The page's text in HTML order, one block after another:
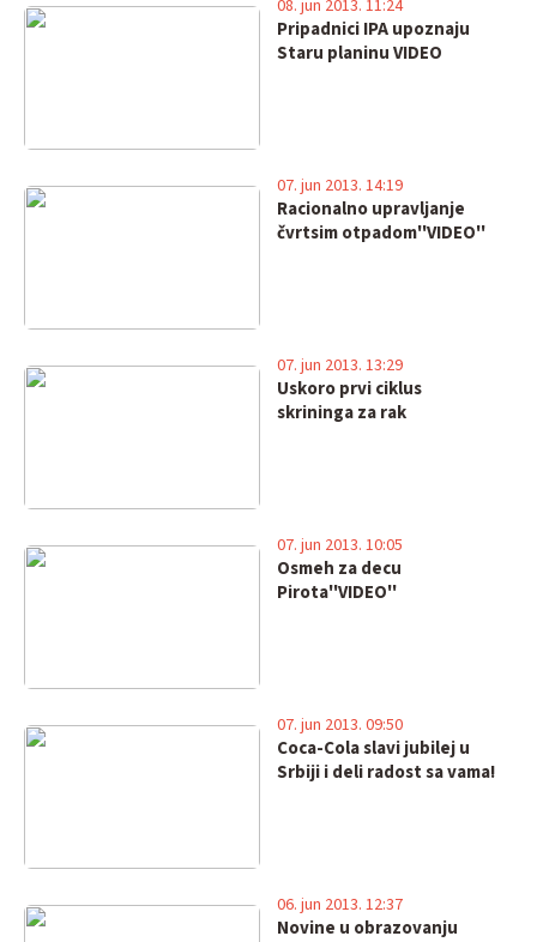
Pripadnici IPA upoznaju
Staru planinu VIDEO
08. jun 2013. 11:24
Racionalno upravljanje
čvrtsim otpadom''VIDEO''
07. jun 2013. 14:19
Uskoro prvi ciklus
skrininga za rak
07. jun 2013. 13:29
Osmeh za decu
Pirota''VIDEO''
07. jun 2013. 10:05
Coca-Cola slavi jubilej u
Srbiji i deli radost sa vama!
07. jun 2013. 09:50
Novine u obrazovanju
06. jun 2013. 12:37